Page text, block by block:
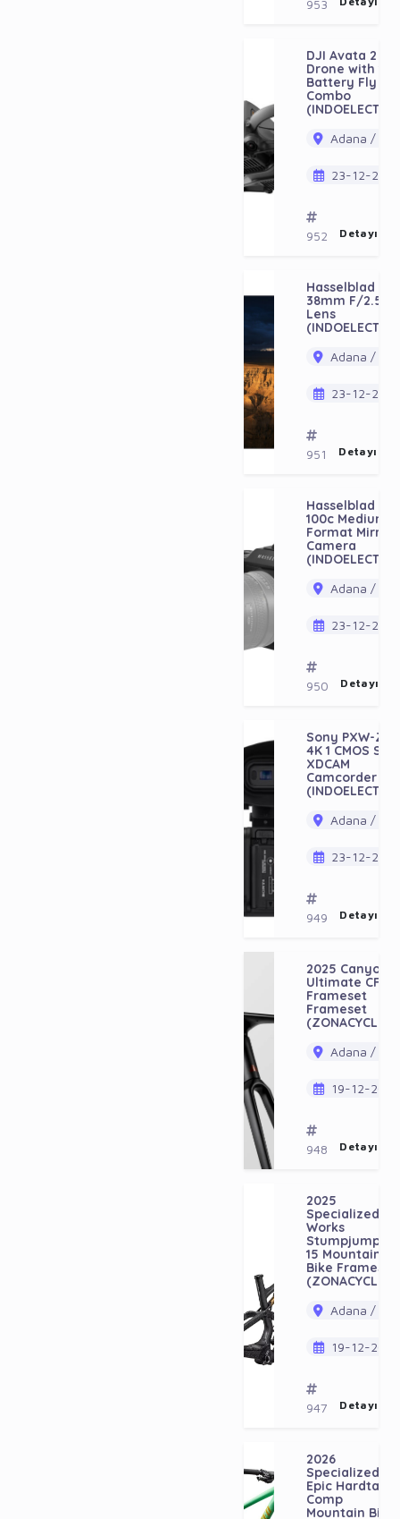
953
DJI Avata 2
Drone with 1-
Battery Fly
Combo
Adana /
23-12-
952 Detayı
Hasselblad
38mm F/2.5 V
Lens
Adana /
23-12-
951 Detayı
Hasselblad
100c Medium
Format
Camera
Adana /
23-12-
950 Detayı
Sony PXW-
4K 1 CMOS
XDCAM
Camcorder
Adana /
23-12-
949 Detayı
2025 Canyon
Ultimate CFR
Frameset
Frameset
(ZONACYCLES)
Adana /
19-12-2025
948 Detayı
2025
Specialized S-
Works
Stumpjumper
15 Mountain
Bike Frameset
(ZONACYCLES)
Adana /
19-12-2025
947 Detayı
2026
Specialized
Epic Hardtail
Comp
Mountain Bike